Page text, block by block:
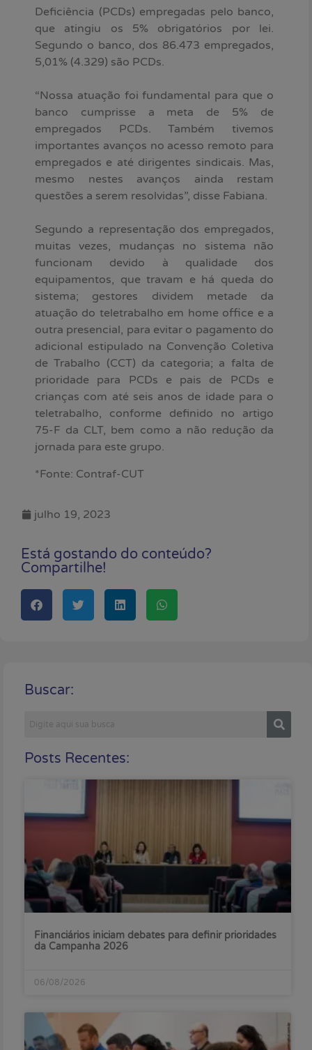
Deficiência (PCDs) empregadas pelo banco,
que atingiu os 5% obrigatórios por lei.
Segundo o banco, dos 86.473 empregados,
5,01% (4.329) são PCDs.
“Nossa atuação foi fundamental para que o
banco cumprisse a meta de 5% de
empregados PCDs. Também tivemos
importantes avanços no acesso remoto para
empregados e até dirigentes sindicais. Mas,
mesmo nestes avanços ainda restam
questões a serem resolvidas”, disse Fabiana.
Segundo a representação dos empregados,
muitas vezes, mudanças no sistema não
funcionam devido à qualidade dos
equipamentos, que travam e há queda do
sistema; gestores dividem metade da
atuação do teletrabalho em home office e a
outra presencial, para evitar o pagamento do
adicional estipulado na Convenção Coletiva
de Trabalho (CCT) da categoria; a falta de
prioridade para PCDs e pais de PCDs e
crianças com até seis anos de idade para o
teletrabalho, conforme definido no artigo
75-F da CLT, bem como a não redução da
jornada para este grupo.
*Fonte: Contraf-CUT
julho 19, 2023
Está gostando do conteúdo?
Compartilhe!
Buscar:
Posts Recentes:
Financiários iniciam debates para definir prioridades
da Campanha 2026
06/08/2026